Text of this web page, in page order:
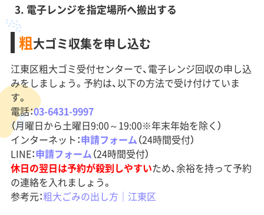
電子レンジを指定場所へ搬出する
粗大ゴミ収集を申し込む
江東区粗大ゴミ受付センターで、電子レンジ回収の申し込
みをしましょう。予約は、以下の方法で受け付けていま
す。
電話：03-6431-9997
（月曜日から土曜日9:00～19:00※年末年始を除く）
インターネット：申請フォーム（24時間受付）
LINE：申請フォーム（24時間受付）
休日の翌日は予約が殺到しやすいため、余裕を持って予約
の連絡を入れましょう。
参考元：粗大ごみの出し方｜江東区